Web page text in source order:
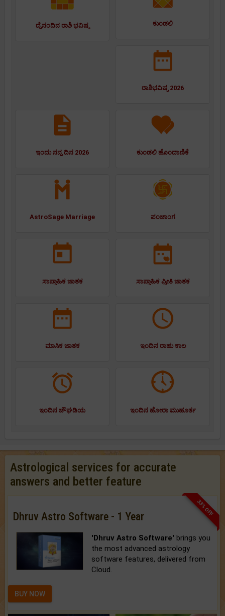
ದೈನಂದಿನ ರಾಶಿ ಭವಿಷ್ಯ ಕುಂಡಲಿ
ರಾಶಿಭವಿಷ್ಯ 2026
ಇಂದು ನನ್ನ ದಿನ 2026 ಕುಂಡಲಿ ಹೊಂದಾಣಿಕೆ
AstroSage Marriage ಪಂಚಾಂಗ
ಸಾಪ್ತಾಹಿಕ ಜಾತಕ ಸಾಪ್ತಾಹಿಕ ಪ್ರೀತಿ ಜಾತಕ
ಮಾಸಿಕ ಜಾತಕ ಇಂದಿನ ರಾಹು ಕಾಲ
ಇಂದಿನ ಚೌಘಡಿಯ ಇಂದಿನ ಹೋರಾ ಮುಹೂರ್ತ
Astrological services for accurate
answers and better feature
33% OFF
Dhruv Astro Software - 1 Year
'Dhruv Astro Software' brings you
the most advanced astrology
software features, delivered from
Cloud.
BUY NOW